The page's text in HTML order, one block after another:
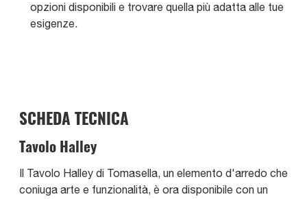
opzioni disponibili e trovare quella più adatta alle tue
esigenze.
SCHEDA TECNICA
Tavolo Halley
Il Tavolo Halley di Tomasella, un elemento d'arredo che
coniuga arte e funzionalità, è ora disponibile con un